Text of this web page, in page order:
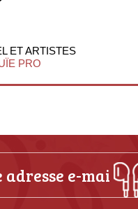
ET ARTISTES
PRO